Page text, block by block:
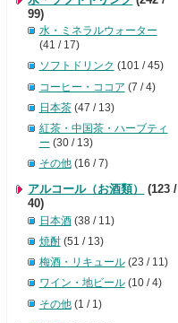
99)
水・ミネラルウォーター
(41 / 17)
ソフトドリンク (101 / 45)
コーヒー・ココア (7 / 4)
日本茶(47 / 13)
紅茶・中国茶・ハーブティ
ー (30 / 13)
その他(16 / 7)
アルコール（お酒類）
(123 /
40)
日本酒(38 / 11)
焼酎(51 / 13)
梅酒・リキュール(23 / 11)
ワイン・地ビール(10 / 4)
その他(1 / 1)